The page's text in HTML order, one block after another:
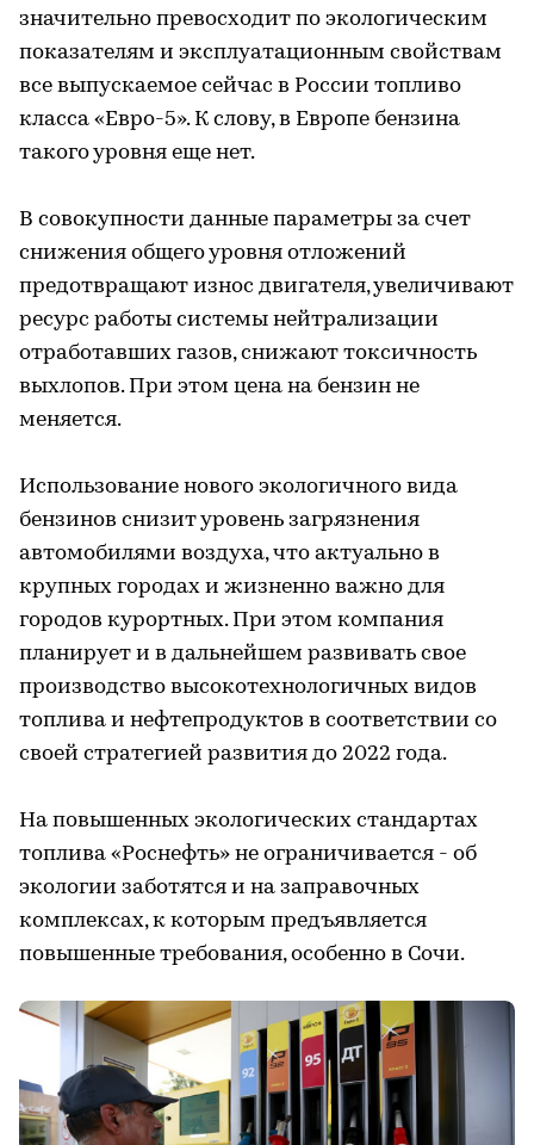
значительно превосходит по экологическим
показателям и эксплуатационным свойствам
все выпускаемое сейчас в России топливо
класса «Евро-5». К слову, в Европе бензина
такого уровня еще нет.
В совокупности данные параметры за счет
снижения общего уровня отложений
предотвращают износ двигателя, увеличивают
ресурс работы системы нейтрализации
отработавших газов, снижают токсичность
выхлопов. При этом цена на бензин не
меняется.
Использование нового экологичного вида
бензинов снизит уровень загрязнения
автомобилями воздуха, что актуально в
крупных городах и жизненно важно для
городов курортных. При этом компания
планирует и в дальнейшем развивать свое
производство высокотехнологичных видов
топлива и нефтепродуктов в соответствии со
своей стратегией развития до 2022 года.
На повышенных экологических стандартах
топлива «Роснефть» не ограничивается - об
экологии заботятся и на заправочных
комплексах, к которым предъявляется
повышенные требования, особенно в Сочи.